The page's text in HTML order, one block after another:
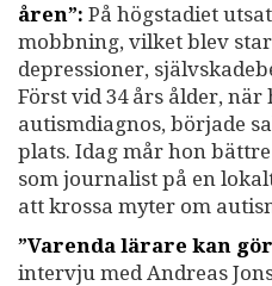
åren”: På högstadiet
mobbning, vilket blev
depressioner,
Först vid 34 års ålder, när
autismdiagnos, började
plats. Idag mår hon
som journalist på en
att krossa myter om
”Varenda lärare kan
intervju med Andreas